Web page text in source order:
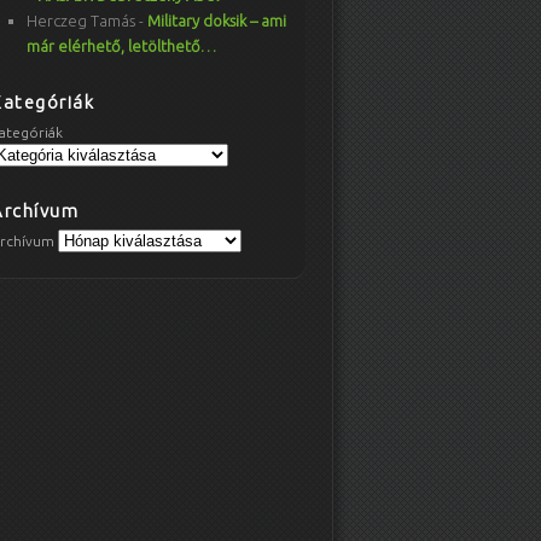
Herczeg Tamás - Military doksik – ami
már elérhető, letölthető…